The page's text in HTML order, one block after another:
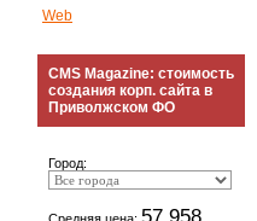
Web
CMS Magazine: стоимость
создания корп. сайта в
Приволжском ФО
Город:
57 958